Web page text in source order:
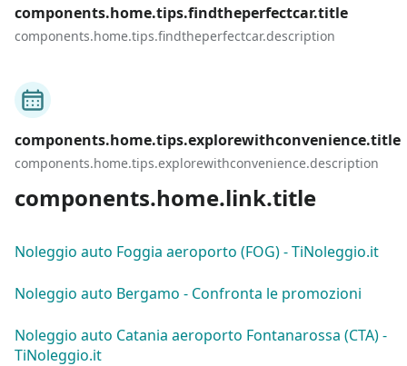
components.home.tips.findtheperfectcar.title
components.home.tips.findtheperfectcar.description
components.home.tips.explorewithconvenience.title
components.home.tips.explorewithconvenience.description
components.home.link.title
Noleggio auto Foggia aeroporto (FOG) - TiNoleggio.it
Noleggio auto Bergamo - Confronta le promozioni
Noleggio auto Catania aeroporto Fontanarossa (CTA) -
TiNoleggio.it